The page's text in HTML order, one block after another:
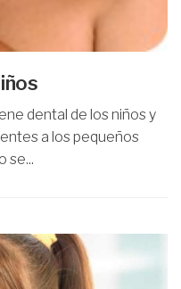
dental de los niños y
a los pequeños
se...